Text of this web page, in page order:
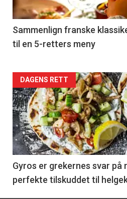
-
5
Sammenlign franske
til en 5-retters meny
Forsiden
akkurat
nå
-
6
DAGENS RETT
Gyros er grekernes svar
perfekte tilskuddet til